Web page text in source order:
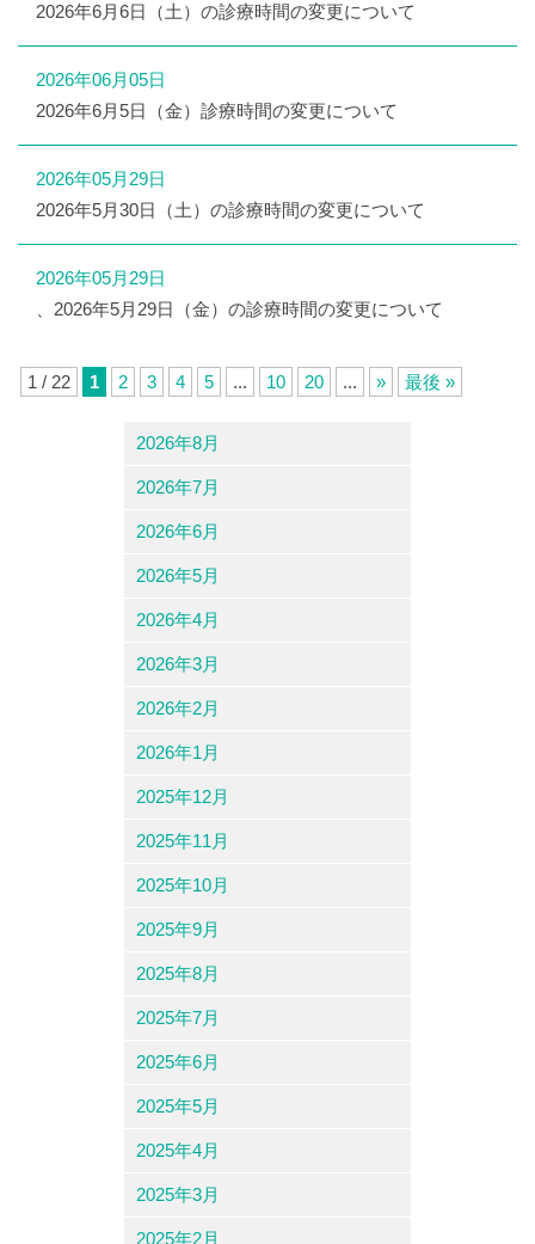
2026年6月6日（土）の診療時間の変更について
2026年06月05日
2026年6月5日（金）診療時間の変更について
2026年05月29日
2026年5月30日（土）の診療時間の変更について
2026年05月29日
、2026年5月29日（金）の診療時間の変更について
1 / 22 1 2 3 4 5 ... 10 20 ... » 最後 »
2026年8月
2026年7月
2026年6月
2026年5月
2026年4月
2026年3月
2026年2月
2026年1月
2025年12月
2025年11月
2025年10月
2025年9月
2025年8月
2025年7月
2025年6月
2025年5月
2025年4月
2025年3月
2025年2月